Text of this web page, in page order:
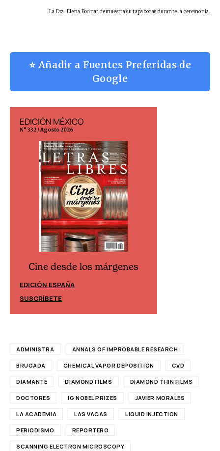
La Dra. Elena Bodnar demuestra su tapabocas durante la ceremonia.
⭐ Añadir a Fuentes Preferidas de
Google
EDICIÓN MÉXICO
N° 332 / Agosto 2026
Cine desde los márgenes
EDICIÓN ESPAÑA
SUSCRÍBETE
ADMINISTRA ANNALS OF IMPROBABLE RESEARCH
BRUGADA CHEMICAL VAPOR DEPOSITION CVD
DIAMANTE DIAMOND FILMS DIAMOND THIN FILMS
DOCTORES IG NOBEL PRIZES JAVIER MORALES
LA ACADEMIA LAS VACAS LIQUID INJECTION
PERIODISMO REPORTERO
SCANNING ELECTRON MICROSCOPY